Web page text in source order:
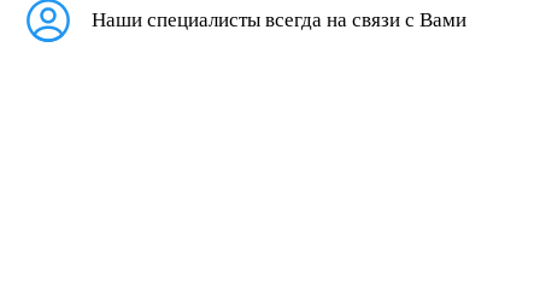
Наши специалисты всегда на связи с Вами